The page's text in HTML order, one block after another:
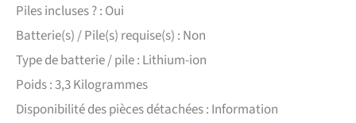
Piles incluses ? : Oui
Batterie(s) / Pile(s) requise(s) : Non
Type de batterie / pile : Lithium-ion
Poids : 3,3 Kilogrammes
Disponibilité des pièces détachées : Information